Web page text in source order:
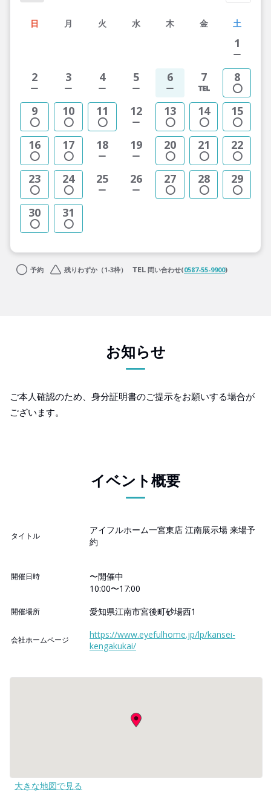
日 月 火 水 木 金 土
1
2 3 4 5 6 7 8
9 10 11 12 13 14 15
16 17 18 19 20 21 22
23 24 25 26 27 28 29
30 31
予約 残りわずか（1-3枠） 問い合わせ(0587-55-9900)
お知らせ
ご本人確認のため、身分証明書のご提示をお願いする場合が
ございます。
イベント概要
タイトル
アイフルホーム一宮東店 江南展示場 来場予
約
開催日時
〜開催中
10:00〜17:00
開催場所 愛知県江南市宮後町砂場西1
会社ホームページ
https://www.eyefulhome.jp/lp/kansei-
kengakukai/
大きな地図で見る